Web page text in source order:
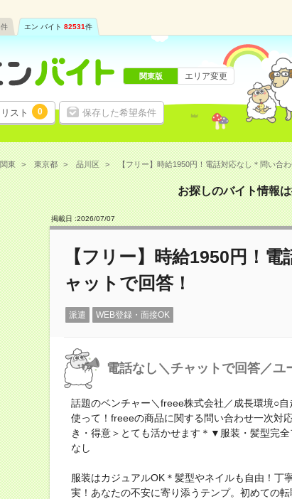
件 エン バイト 82531件
スト 0 保存した希望条件
関東版 エリア変更
関東 東京都 品川区 【フリー】時給1950円！電話対応なし＊問い合
お探しのバイト情報
掲載日 :2026/07/07
【フリー】時給1950円！
ャットで回答！
派遣 WEB登録・面接OK
電話なし＼チャットで回答／
話題のベンチャー＼freee株式会社／成長環境○
使って！freeeの商品に関する問い合わせ一次
き・得意＞とても活かせます＊▼服装・髪型完
なし
服装はカジュアルOK＊髪型やネイルも自由！丁
実！あなたの不安に寄り添うテンプ。初めての転